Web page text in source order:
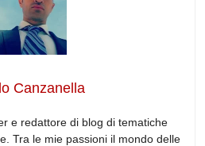
d
s
A
p
p
Canzanella
e redattore di blog di tematiche
Tra le mie passioni il mondo delle